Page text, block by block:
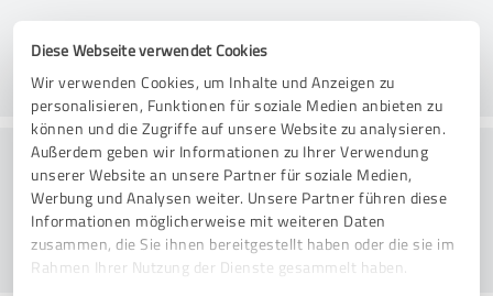
Diese Webseite verwendet Cookies
Wir verwenden Cookies, um Inhalte und Anzeigen zu
personalisieren, Funktionen für soziale Medien anbieten zu
können und die Zugriffe auf unsere Website zu analysieren.
Außerdem geben wir Informationen zu Ihrer Verwendung
unserer Website an unsere Partner für soziale Medien,
Werbung und Analysen weiter. Unsere Partner führen diese
Informationen möglicherweise mit weiteren Daten
zusammen, die Sie ihnen bereitgestellt haben oder die sie im
Rahmen Ihrer Nutzung der Dienste gesammelt haben.
Rådgivning